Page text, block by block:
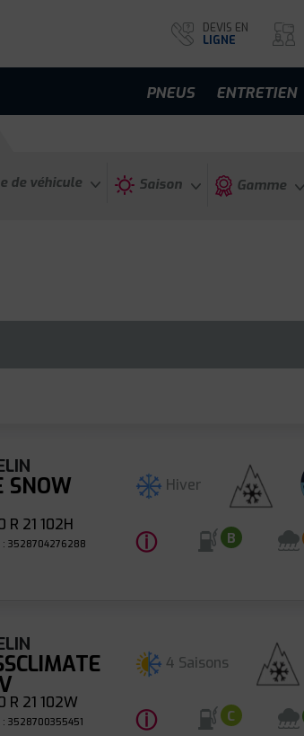
DEVIS EN
LIGNE
PNEUS ENTRETIEN
de véhicule Saison Gamme
SNOW
21 102H
: 3528704276288
Hiver
ⓘ B
21 102W
: 3528700355451
4 Saisons
ⓘ C